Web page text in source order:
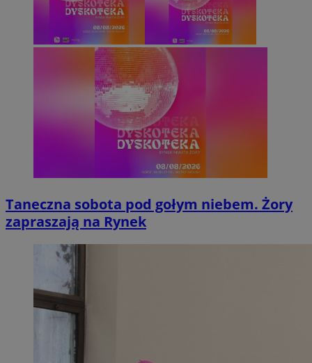
Taneczna sobota pod gołym niebem. Żory
zapraszają na Rynek